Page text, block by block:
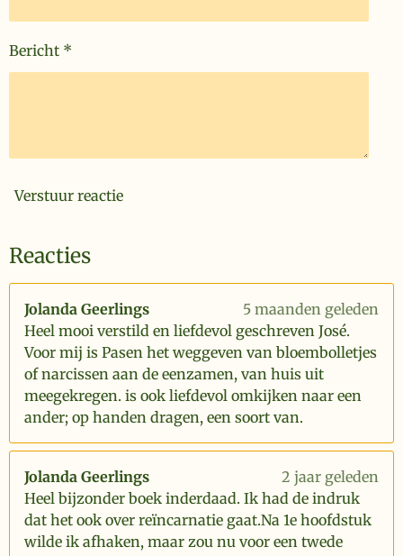
Bericht *
Verstuur reactie
Reacties
Jolanda Geerlings
5 maanden geleden
Heel mooi verstild en liefdevol geschreven José.
Voor mij is Pasen het weggeven van bloembolletjes
of narcissen aan de eenzamen, van huis uit
meegekregen. is ook liefdevol omkijken naar een
ander; op handen dragen, een soort van.
Jolanda Geerlings
2 jaar geleden
Heel bijzonder boek inderdaad. Ik had de indruk
dat het ook over reïncarnatie gaat.Na 1e hoofdstuk
wilde ik afhaken, maar zou nu voor een twede